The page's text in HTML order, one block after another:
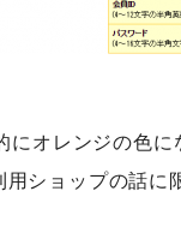
にオレンジの色に
ショップの話に